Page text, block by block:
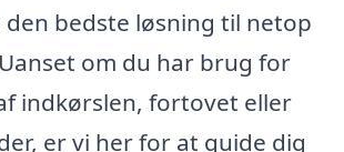
bedste løsning til netop
om du har brug for
indkørslen, fortovet eller
er vi her for at guide dig